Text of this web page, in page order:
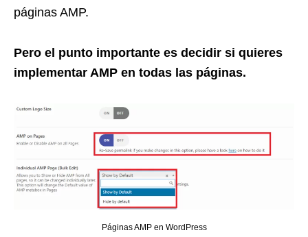
páginas AMP.
Pero el punto importante es decidir si quieres
implementar AMP en todas las páginas.
Páginas AMP en WordPress